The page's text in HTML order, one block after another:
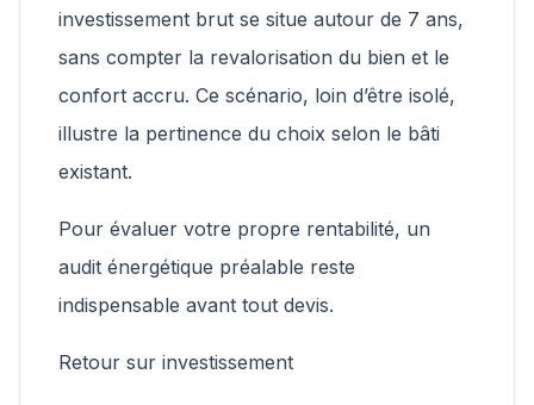
investissement brut se situe autour de 7 ans,
sans compter la revalorisation du bien et le
confort accru. Ce scénario, loin d’être isolé,
illustre la pertinence du choix selon le bâti
existant.
Pour évaluer votre propre rentabilité, un
audit énergétique préalable reste
indispensable avant tout devis.
Retour sur investissement